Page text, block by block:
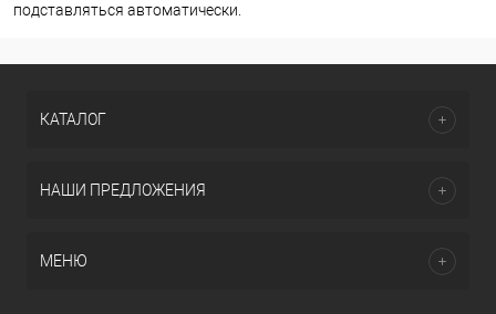
подставляться автоматически.
КАТАЛОГ
НАШИ ПРЕДЛОЖЕНИЯ
МЕНЮ